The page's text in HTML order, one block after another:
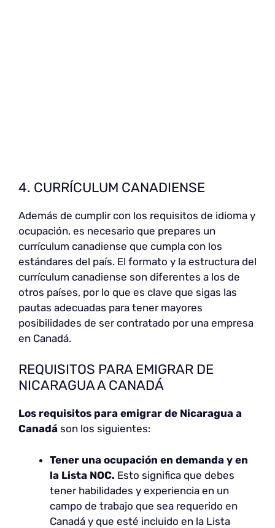
4. CURRÍCULUM CANADIENSE
Además de cumplir con los requisitos de idioma y
ocupación, es necesario que prepares un
currículum canadiense que cumpla con los
estándares del país. El formato y la estructura del
currículum canadiense son diferentes a los de
otros países, por lo que es clave que sigas las
pautas adecuadas para tener mayores
posibilidades de ser contratado por una empresa
en Canadá.
REQUISITOS PARA EMIGRAR DE
NICARAGUA A CANADÁ
Los requisitos para emigrar de Nicaragua a
Canadá son los siguientes:
Tener una ocupación en demanda y en
la Lista NOC. Esto significa que debes
tener habilidades y experiencia en un
campo de trabajo que sea requerido en
Canadá y que esté incluido en la Lista